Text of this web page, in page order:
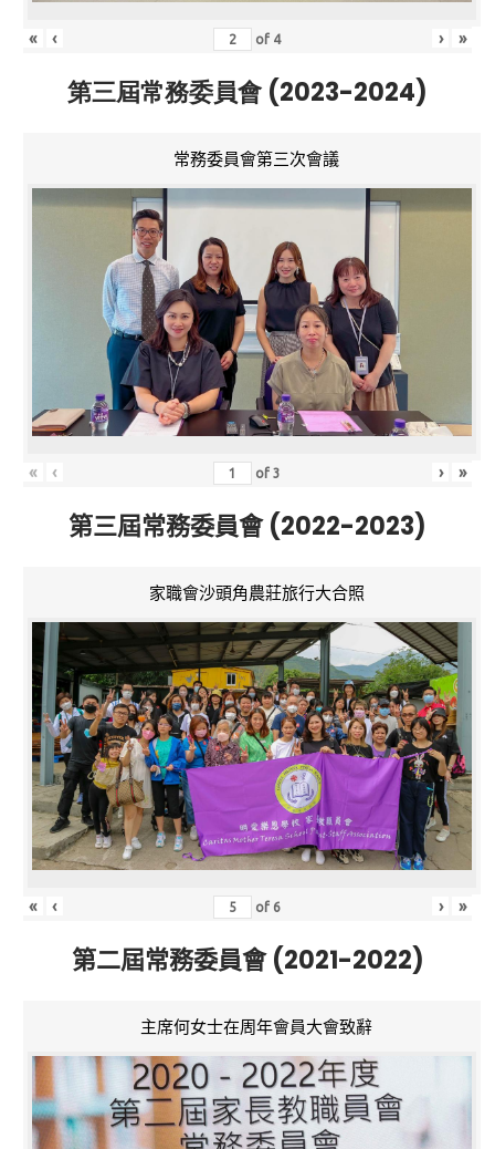
« ‹ of 4 › »
第三屆常務委員會 (2023-2024)
常務委員會第三次會議
« ‹ of3 › »
第三屆常務委員會 (2022-2023)
家職會沙頭角農莊旅行大合照
« ‹ of 6 › »
第二屆常務委員會 (2021-2022)
主席何女士在周年會員大會致辭